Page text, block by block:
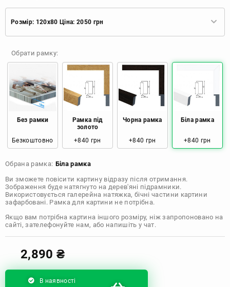
Розмір: 120x80 Ціна: 2050 грн
Розмір: 90x60 Ціна: 1650 грн
Розмір: 120x80 Ціна: 2050 грн
Обрати рамку:
Без рамки
Безкоштовно
Рамка під
золото
+840 грн
Чорна рамка
+840 грн
Біла рамка
+840 грн
Обрана рамка: Біла рамка
Ви зможете повісити картину відразу після отримання.
Зображення буде натягнуто на дерев'яні підрамники.
Використовується галерейна натяжка, бічні частини картини
зафарбовані. Рамка для картини не потрібна.
Якщо вам потрібна картина іншого розміру, ніж запропоновано на
сайті, зателефонуйте нам, або напишіть у чат.
2,890 ₴
В наявності